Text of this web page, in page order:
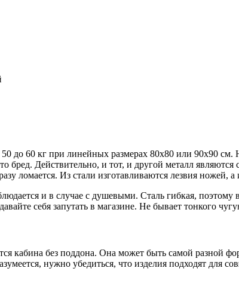
до 60 кг при линейных размерах 80х80 или 90х90
бред. Действительно, и тот, и другой металл
ломается. Из стали изготавливаются лезвия
и в случае с душевыми. Сталь гибкая,
себя запутать в магазине. Не бывает тонкого
кабина без поддона. Она может быть самой разной
нужно убедиться, что изделия подходят для